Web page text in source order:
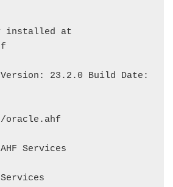
installed at
23.2.0 Build Date:
oracle.ahf
Services